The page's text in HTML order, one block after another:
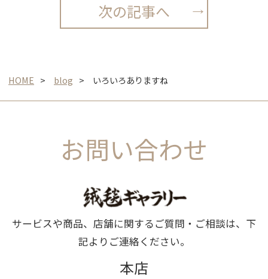
次の記事へ
HOME blog いろいろありますね
お問い合わせ
サービスや商品、店舗に関するご質問・ご相談は、下
記よりご連絡ください。
本店